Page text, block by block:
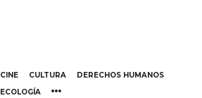
CINE CULTURA
DERECHOS HUMANOS
ECOLOGÍA